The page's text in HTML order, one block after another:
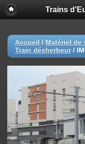
Trains
Accueil / Matériel de
Train désherbeur/